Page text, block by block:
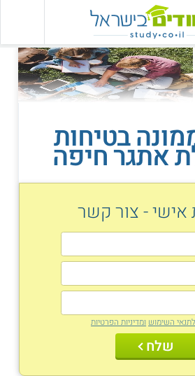
בטיחות
אתגר חיפה
אישי - צור קשר
לתנאי השימוש ומדיניות הפרטיות
שלח